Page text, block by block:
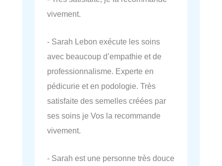
vivement.
- Sarah Lebon exécute les soins
avec beaucoup d’empathie et de
professionnalisme. Experte en
pédicurie et en podologie. Très
satisfaite des semelles créées par
ses soins je Vos la recommande
vivement.
- Sarah est une personne très douce